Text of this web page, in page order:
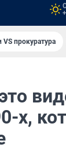
прокуратура
х,